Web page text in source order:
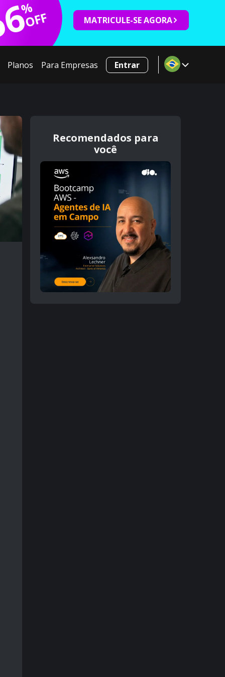
%
OFF MATRICULE-SE AGORA
Planos Para Empresas Entrar
Recomendados para
você